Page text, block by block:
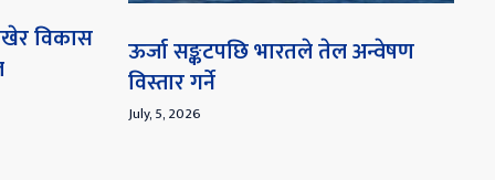
विकास
ऊर्जा सङ्कटपछि भारतले तेल अन्वेषण
विस्तार गर्ने
July, 5, 2026